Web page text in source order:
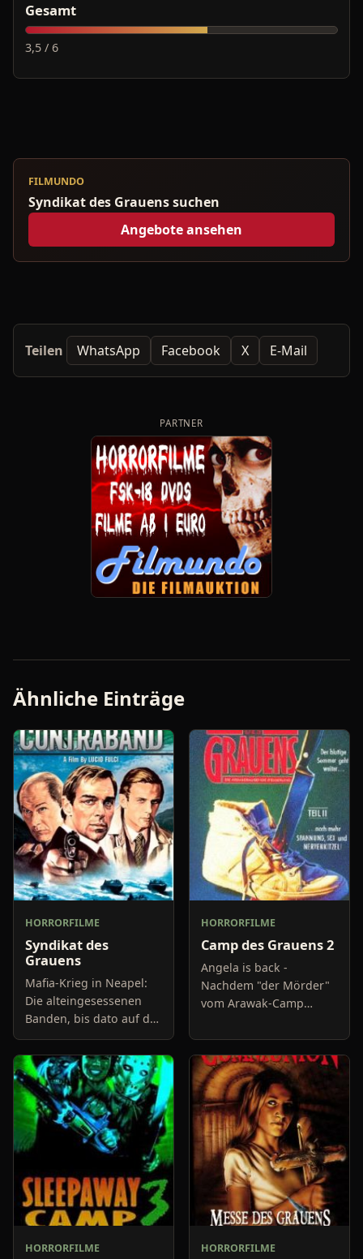
Gesamt
3,5 / 6
FILMUNDO
Syndikat des Grauens suchen
Angebote ansehen
Teilen WhatsApp Facebook X E-Mail
PARTNER
Ähnliche Einträge
HORRORFILME
Syndikat des
Grauens
Mafia-Krieg in Neapel:
Die alteingesessenen
Banden, bis dato auf das
Schmuggeln von
Zigaretten spezialisiert,
sehen sich einem
Konkurrenten der
hinterhältigste
HORRORFILME
Camp des Grauens 2
Angela is back -
Nachdem "der Mörder"
vom Arawak-Camp
umoperiert wurde, ist
SIE fünf Jahre später
zurück. In der Nähe
ihrer alte
HORRORFILME HORRORFILME